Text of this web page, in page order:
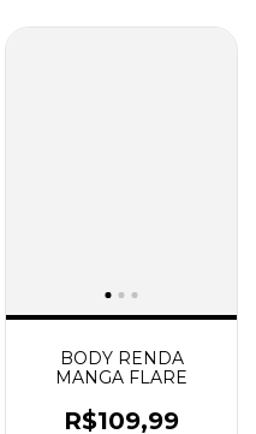
BODY RENDA
MANGA FLARE
R$109,99